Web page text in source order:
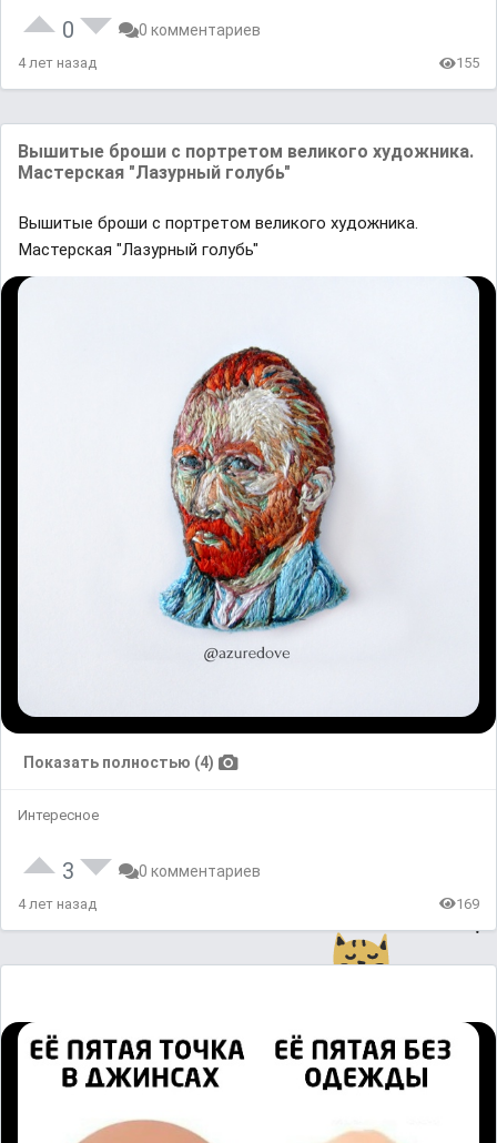
0 0 комментариев
4 лет назад 155
Вышитые броши с портретом великого художника.
Мастерская "Лазурный голубь"
Вышитые броши с портретом великого художника.
Мастерская "Лазурный голубь"
Показать полностью (4)
Интересное
3 0 комментариев
4 лет назад 169